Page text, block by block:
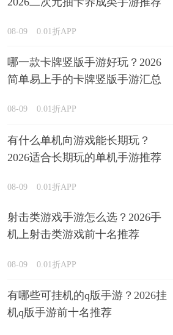
08-09 0.01折APP
哪一款卡牌竖版手游好玩？2026
简单易上手的卡牌竖版手游汇总
08-09 0.01折APP
有什么单机向游戏能长期玩？
2026适合长期玩的单机手游推荐
08-09 0.01折APP
射击类游戏手游怎么选？2026手
机上射击类游戏前十名推荐
08-09 0.01折APP
有哪些可挂机的q版手游？2026挂
机q版手游前十名推荐